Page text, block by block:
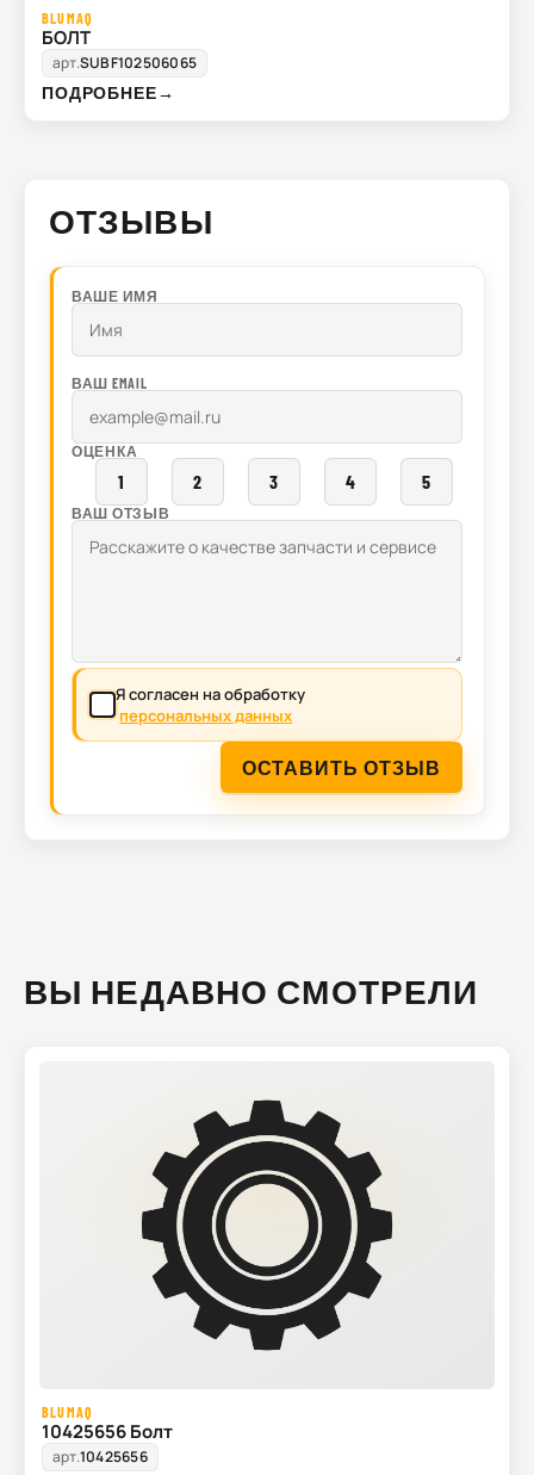
BLUMAQ
БОЛТ
арт.SUBF102506065
ПОДРОБНЕЕ→
ОТЗЫВЫ
ВАШЕ ИМЯ
ВАШ EMAIL
ОЦЕНКА
1 2 3 4 5
ВАШ ОТЗЫВ
Я согласен на обработку
персональных данных
ОСТАВИТЬ ОТЗЫВ
ВЫ НЕДАВНО СМОТРЕЛИ
BLUMAQ
10425656 Болт
арт.10425656